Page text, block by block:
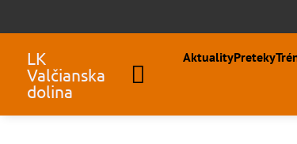
LK
Valčianska
dolina
AktualityPreteky